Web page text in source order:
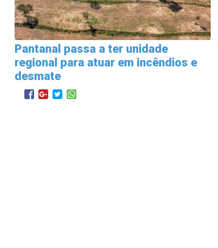
Pantanal passa a ter unidade
regional para atuar em incêndios e
desmate